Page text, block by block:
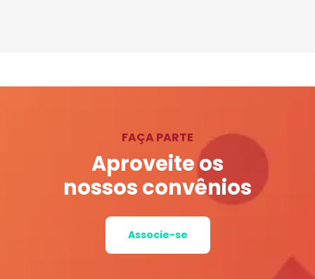
FAÇA PARTE
Aproveite os
nossos convênios
Associe-se